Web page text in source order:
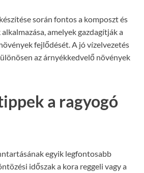
során fontos a komposzt és
amelyek gazdagítják a
fejlődését. A jó vízelvezetés
az árnyékkedvelő növények
a ragyogó
egyik legfontosabb
időszak a kora reggeli vagy a